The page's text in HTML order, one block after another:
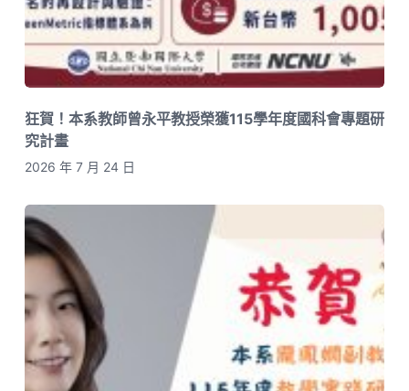
狂賀！本系教師曾永平教授榮獲115學年度國科會專題研
究計畫
2026 年 7 月 24 日